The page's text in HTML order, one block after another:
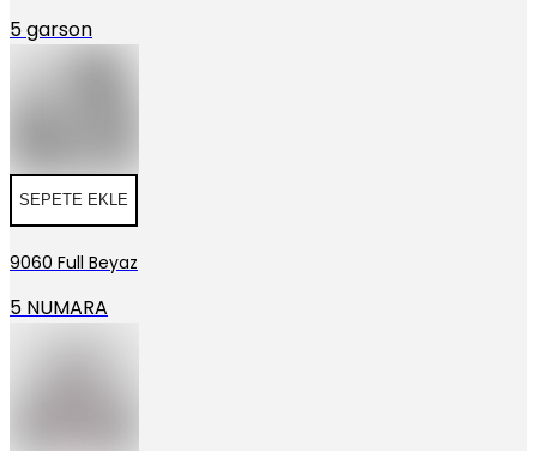
5 garson
SEPETE EKLE
9060 Full Beyaz
5 NUMARA